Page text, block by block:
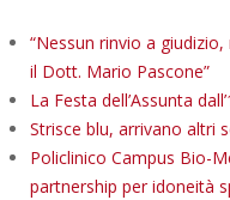
“Nessun rinvio a
il Dott. Mario Pascone”
La Festa dell’Assunta
Strisce blu, arrivano altri
Policlinico Campus Bio-
partnership per idoneità